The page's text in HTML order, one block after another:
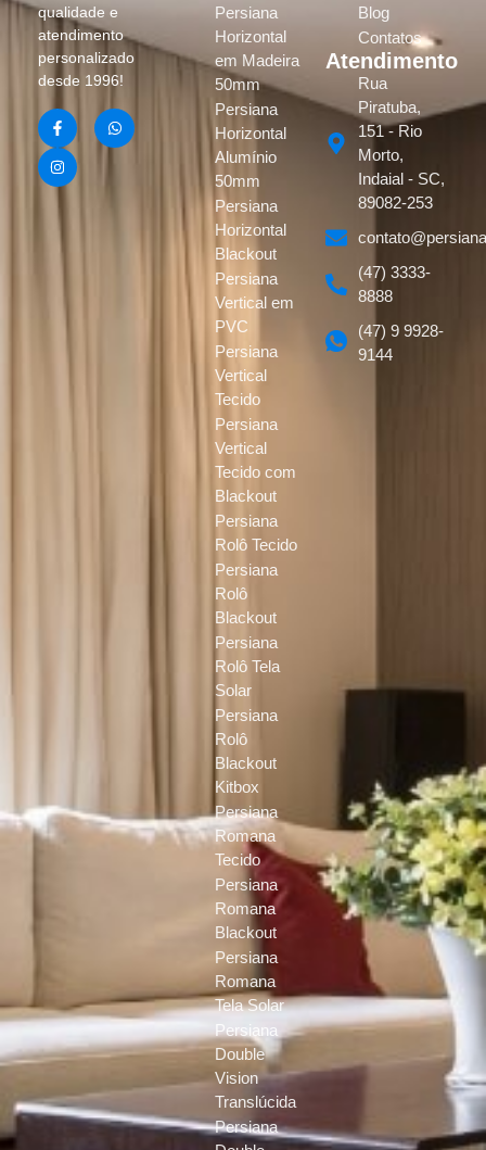
qualidade e
atendimento
personalizado
desde 1996!
Persiana
Horizontal
em Madeira
50mm
Persiana
Horizontal
Alumínio
50mm
Persiana
Horizontal
Blackout
Persiana
Vertical em
PVC
Persiana
Vertical
Tecido
Persiana
Vertical
Tecido com
Blackout
Persiana
Rolô Tecido
Persiana
Rolô
Blackout
Persiana
Rolô Tela
Solar
Persiana
Rolô
Blackout
Kitbox
Persiana
Romana
Tecido
Persiana
Romana
Blackout
Persiana
Romana
Tela Solar
Persiana
Double
Vision
Translúcida
Persiana
Blog
Contatos
Atendimento
Rua
Piratuba,
151 - Rio
Morto,
Indaial - SC,
89082-253
(47) 3333-
8888
(47) 9 9928-
9144